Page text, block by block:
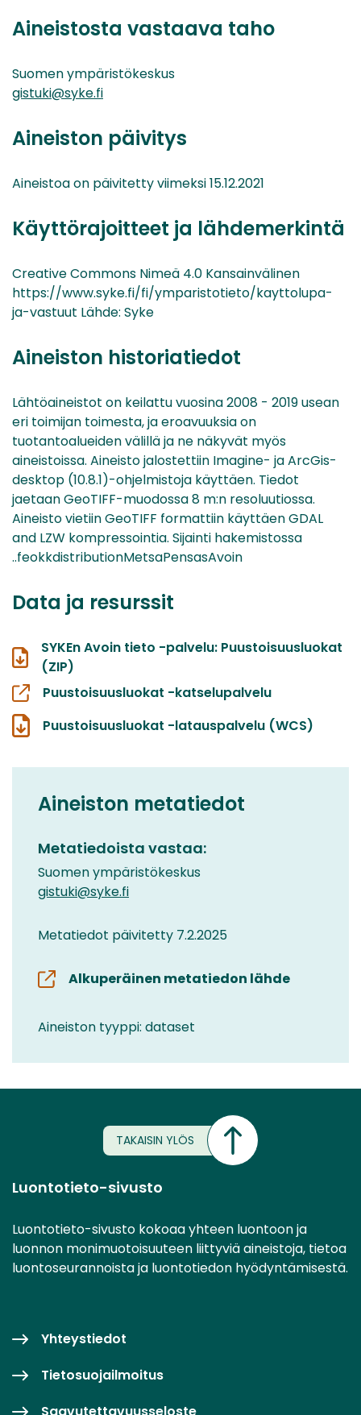
Aineistosta vastaava taho
Suomen ympäristökeskus
gistuki@syke.fi
Aineiston päivitys
Aineistoa on päivitetty viimeksi 15.12.2021
Käyttörajoitteet ja lähdemerkintä
Creative Commons Nimeä 4.0 Kansainvälinen
https://www.syke.fi/fi/ymparistotieto/kayttolupa-
ja-vastuut Lähde: Syke
Aineiston historiatiedot
Lähtöaineistot on keilattu vuosina 2008 - 2019 usean
eri toimijan toimesta, ja eroavuuksia on
tuotantoalueiden välillä ja ne näkyvät myös
aineistoissa. Aineisto jalostettiin Imagine- ja ArcGis-
desktop (10.8.1)-ohjelmistoja käyttäen. Tiedot
jaetaan GeoTIFF-muodossa 8 m:n resoluutiossa.
Aineisto vietiin GeoTIFF formattiin käyttäen GDAL
and LZW kompressointia. Sijainti hakemistossa
..feokkdistributionMetsaPensasAvoin
Data ja resurssit
SYKEn Avoin tieto -palvelu: Puustoisuusluokat
(ZIP)
Puustoisuusluokat -katselupalvelu
Puustoisuusluokat -latauspalvelu (WCS)
Aineiston metatiedot
Metatiedoista vastaa:
Suomen ympäristökeskus
gistuki@syke.fi
Metatiedot päivitetty 7.2.2025
Alkuperäinen metatiedon lähde
Aineiston tyyppi: dataset
TAKAISIN YLÖS
Luontotieto-sivusto
Luontotieto-sivusto kokoaa yhteen luontoon ja
luonnon monimuotoisuuteen liittyviä aineistoja, tietoa
luontoseurannoista ja luontotiedon hyödyntämisestä.
Yhteystiedot
Tietosuojailmoitus